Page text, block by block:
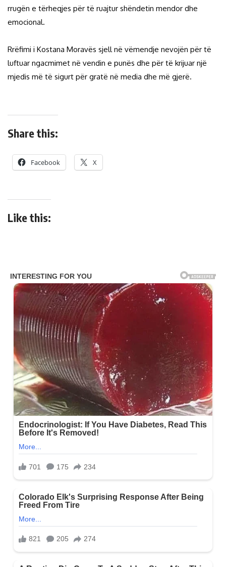
rrugën e tërheqjes për të ruajtur shëndetin mendor dhe
emocional.
Rrëfimi i Kostana Moravës sjell në vëmendje nevojën për të
luftuar ngacmimet në vendin e punës dhe për të krijuar një
mjedis më të sigurt për gratë në media dhe më gjerë.
Share this:
Facebook X
Like this: